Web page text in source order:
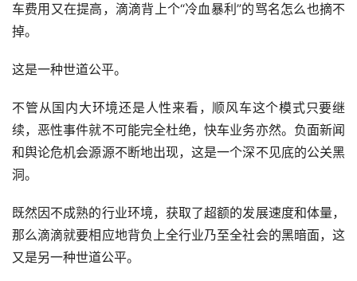
车费用又在提高，滴滴背上个“冷血暴利”的骂名怎么也摘不
掉。
这是一种世道公平。
不管从国内大环境还是人性来看，顺风车这个模式只要继
续，恶性事件就不可能完全杜绝，快车业务亦然。负面新闻
和舆论危机会源源不断地出现，这是一个深不见底的公关黑
洞。
既然因不成熟的行业环境，获取了超额的发展速度和体量，
那么滴滴就要相应地背负上全行业乃至全社会的黑暗面，这
又是另一种世道公平。